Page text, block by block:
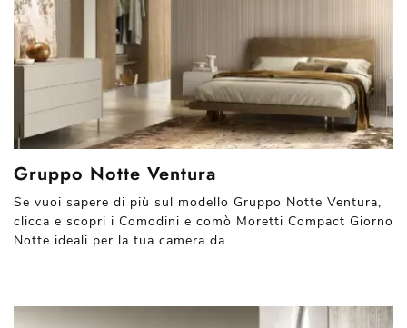
Gruppo Notte Ventura
Se vuoi sapere di più sul modello Gruppo Notte Ventura,
clicca e scopri i Comodini e comò Moretti Compact Giorno
Notte ideali per la tua camera da ...